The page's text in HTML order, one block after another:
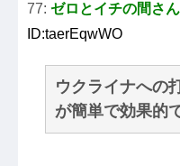
77: ゼロとイチの間さん
ID:taerEqwWO
ウクライナへの
が簡単で効果的